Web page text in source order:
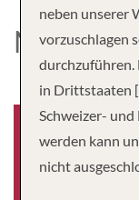
neben unserer
vorzuschlagen
durchzuführen.
in Drittstaaten
Schweizer-
werden kann
nicht